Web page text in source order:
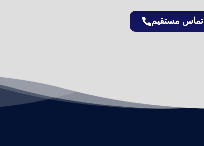
تماس مستقیم